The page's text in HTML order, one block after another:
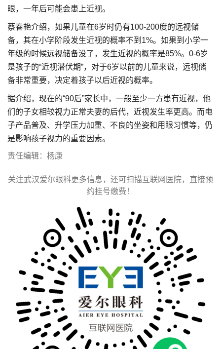
眼，一年后可能会患上近视。
蔡春艳介绍，如果儿童在6岁时仍有100-200度的远视储
备，其在小学阶段发生近视的概率不到1%。如果到小学一
年级的时候远视储备没了，发生近视的概率是85%。0-6岁
是孩子的“近视潜伏期”，对于6岁以前的儿童来说，远视储
备非常重要，决定着孩子以后近视的概率。
据介绍，现在的“90后”家长中，一般至少一方患有近视，他
们的子女相较视力正常夫妻的后代，近视发生率更高。而电
子产品普及、升学压力加重、不良的坐姿和用眼习惯等，仍
是影响孩子视力的重要因素。
责任编辑：杨康
关注武汉爱尔眼科更多信息，还可扫描互联网医院，直接预
约挂号缴费！